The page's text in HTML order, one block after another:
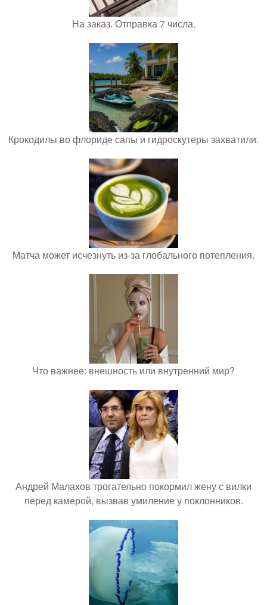
На заказ. Отправка 7 числа.
Крокодилы во флориде сапы и гидроскутеры захватили.
Матча может исчезнуть из-за глобального потепления.
Что важнее: внешность или внутренний мир?
Андрей Малахов трогательно покормил жену с вилки
перед камерой, вызвав умиление у поклонников.